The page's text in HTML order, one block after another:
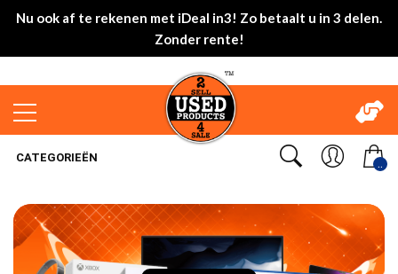
Nu ook af te rekenen met iDeal in3! Zo betaalt u in 3 delen.
Zonder rente!
..
CATEGORIEËN